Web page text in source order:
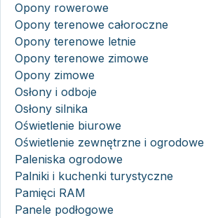
Opony rowerowe
Opony terenowe całoroczne
Opony terenowe letnie
Opony terenowe zimowe
Opony zimowe
Osłony i odboje
Osłony silnika
Oświetlenie biurowe
Oświetlenie zewnętrzne i ogrodowe
Paleniska ogrodowe
Palniki i kuchenki turystyczne
Pamięci RAM
Panele podłogowe